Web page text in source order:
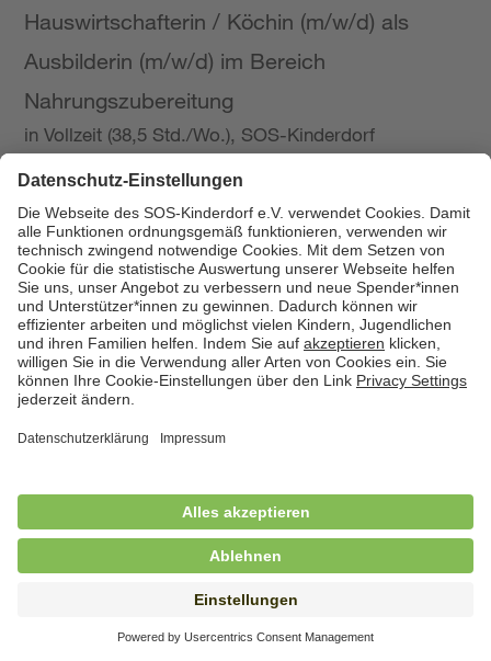
Hauswirtschafterin / Köchin (m/w/d) als
Ausbilderin (m/w/d) im Bereich
Nahrungszubereitung
in Vollzeit (38,5 Std./Wo.), SOS-Kinderdorf
Hauswirtschaftskraft (m/w/d)
in Teilzeit (mind. 20 - max. 30 Std./.Wo.), SOS-
Kinderdorf Essen, Essen
Hauswirtschaftskraft (m/w/d)
Kinderdorf Dortmund, Hagen
Hauswirtschaftskraft (m/w/d) für
in unbefristeter Anstellung, Teilzeit (19,25 Std./Wo.),